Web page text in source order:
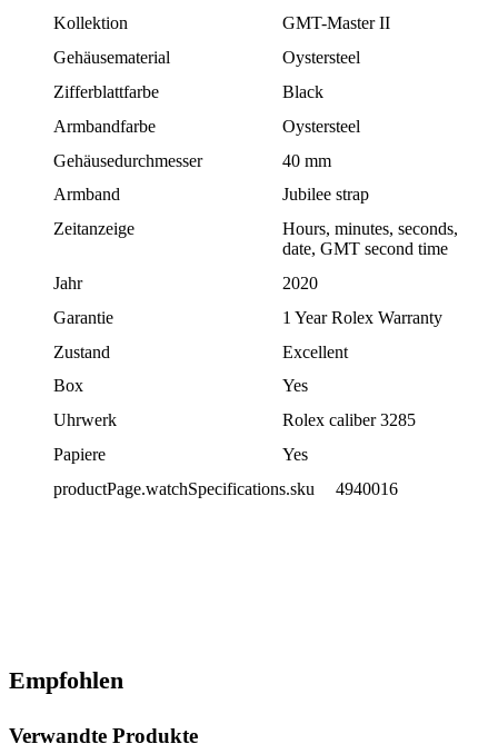
Kollektion
GMT-Master II
Gehäusematerial
Oystersteel
Zifferblattfarbe
Black
Armbandfarbe
Oystersteel
Gehäusedurchmesser
40 mm
Armband
Jubilee strap
Zeitanzeige
Hours, minutes, seconds,
date, GMT second time
Jahr
2020
Garantie
1 Year Rolex Warranty
Zustand
Excellent
Box
Yes
Uhrwerk
Rolex caliber 3285
Papiere
Yes
productPage.watchSpecifications.sku
4940016
Empfohlen
Verwandte Produkte